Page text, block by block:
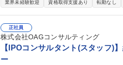
ング（案件発掘）：提携する地域金融機関
業界未経験歓迎 資格取得支援あり 転勤なし
正社員
株式会社OAGコンサルティング
【IPOコンサルタント(スタッフ)
ー